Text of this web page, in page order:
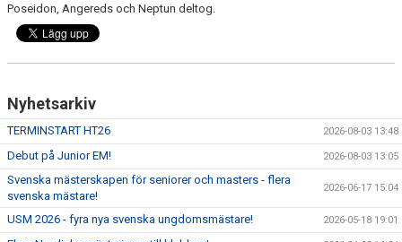
Poseidon, Angereds och Neptun deltog.
Nyhetsarkiv
TERMINSTART HT26 2026-08-03 13:48
Debut på Junior EM! 2026-08-03 13:05
Svenska mästerskapen för seniorer och masters - flera
svenska mästare!
2026-06-17 15:04
USM 2026 - fyra nya svenska ungdomsmästare! 2026-05-18 19:01